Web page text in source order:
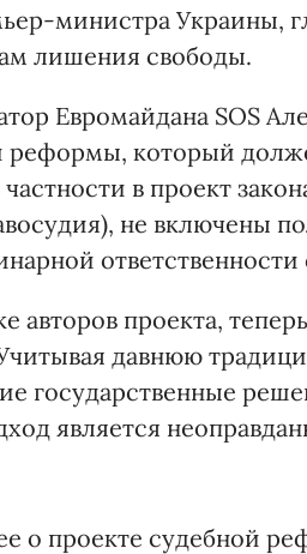
министра Украины,
лишения свободы.
Евромайдана SOS
реформы, который
частности в проект
не включены
авторов проекта,
давнюю
государственные
является
о проекте судебной